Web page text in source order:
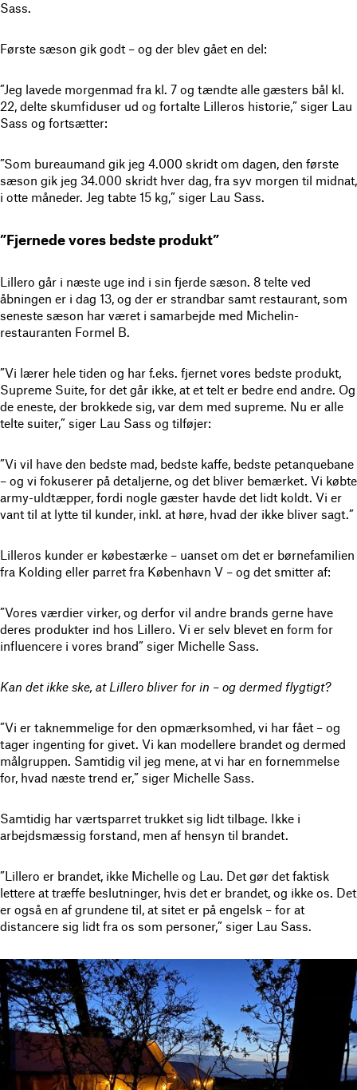
Sass.
Første sæson gik godt – og der blev gået en del:
”Jeg lavede morgenmad fra kl. 7 og tændte alle gæsters bål kl.
22, delte skumfiduser ud og fortalte Lilleros historie,” siger Lau
Sass og fortsætter:
”Som bureaumand gik jeg 4.000 skridt om dagen, den første
sæson gik jeg 34.000 skridt hver dag, fra syv morgen til midnat,
i otte måneder. Jeg tabte 15 kg,” siger Lau Sass.
”Fjernede vores bedste produkt”
Lillero går i næste uge ind i sin fjerde sæson. 8 telte ved
åbningen er i dag 13, og der er strandbar samt restaurant, som
seneste sæson har været i samarbejde med Michelin-
restauranten Formel B.
”Vi lærer hele tiden og har f.eks. fjernet vores bedste produkt,
Supreme Suite, for det går ikke, at et telt er bedre end andre. Og
de eneste, der brokkede sig, var dem med supreme. Nu er alle
telte suiter,” siger Lau Sass og tilføjer:
”Vi vil have den bedste mad, bedste kaffe, bedste petanquebane
– og vi fokuserer på detaljerne, og det bliver bemærket. Vi købte
army-uldtæpper, fordi nogle gæster havde det lidt koldt. Vi er
vant til at lytte til kunder, inkl. at høre, hvad der ikke bliver sagt.”
Lilleros kunder er købestærke – uanset om det er børnefamilien
fra Kolding eller parret fra København V – og det smitter af:
”Vores værdier virker, og derfor vil andre brands gerne have
deres produkter ind hos Lillero. Vi er selv blevet en form for
influencere i vores brand” siger Michelle Sass.
Kan det ikke ske, at Lillero bliver for in – og dermed flygtigt?
”Vi er taknemmelige for den opmærksomhed, vi har fået – og
tager ingenting for givet. Vi kan modellere brandet og dermed
målgruppen. Samtidig vil jeg mene, at vi har en fornemmelse
for, hvad næste trend er,” siger Michelle Sass.
Samtidig har værtsparret trukket sig lidt tilbage. Ikke i
arbejdsmæssig forstand, men af hensyn til brandet.
”Lillero er brandet, ikke Michelle og Lau. Det gør det faktisk
lettere at træffe beslutninger, hvis det er brandet, og ikke os. Det
er også en af grundene til, at sitet er på engelsk – for at
distancere sig lidt fra os som personer,” siger Lau Sass.